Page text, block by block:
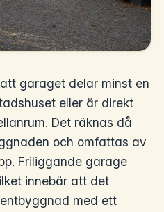
garaget delar minst en
eller är direkt
Det räknas då
och omfattas av
Friliggande garage
innebär att det
med ett